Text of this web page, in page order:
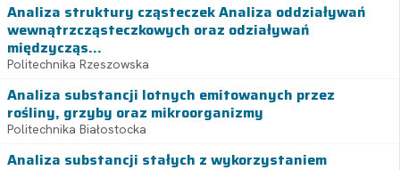
Analiza struktury cząsteczek Analiza oddziaływań
wewnątrzcząsteczkowych oraz odziaływań
międzycząs...
Politechnika Rzeszowska
Analiza substancji lotnych emitowanych przez
rośliny, grzyby oraz mikroorganizmy
Politechnika Białostocka
Analiza substancji stałych z wykorzystaniem